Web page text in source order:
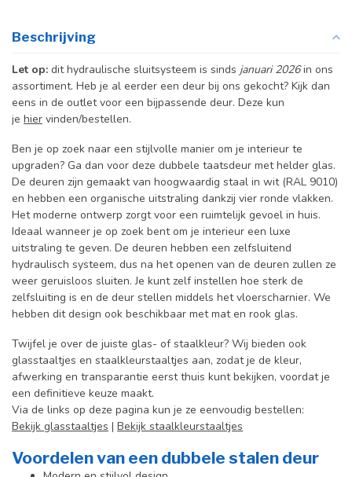
Beschrijving
Let op: dit hydraulische sluitsysteem is sinds januari 2026in ons
assortiment. Heb je al eerder een deur bij ons gekocht? Kijk dan
eens in de outlet voor een bijpassende deur. Deze kun
je hier vinden/bestellen.
Ben je op zoek naar een stijlvolle manier om je interieur te
upgraden? Ga dan voor deze dubbele taatsdeur met helder glas.
De deuren zijn gemaakt van hoogwaardig staal in wit (RAL 9010)
en hebben een organische uitstraling dankzij vier ronde vlakken.
Het moderne ontwerp zorgt voor een ruimtelijk gevoel in huis.
Ideaal wanneer je op zoek bent om je interieur een luxe
uitstraling te geven. De deuren hebben een zelfsluitend
hydraulisch systeem, dus na het openen van de deuren zullen ze
weer geruisloos sluiten. Je kunt zelf instellen hoe sterk de
zelfsluiting is en de deur stellen middels het vloerscharnier. We
hebben dit design ook beschikbaar met mat en rook glas.
Twijfel je over de juiste glas- of staalkleur? Wij bieden ook
glasstaaltjes en staalkleurstaaltjes aan, zodat je de kleur,
afwerking en transparantie eerst thuis kunt bekijken, voordat je
een definitieve keuze maakt.
Via de links op deze pagina kun je ze eenvoudig bestellen:
Bekijk glasstaaltjes | Bekijk staalkleurstaaltjes
Voordelen van een dubbele stalen deur